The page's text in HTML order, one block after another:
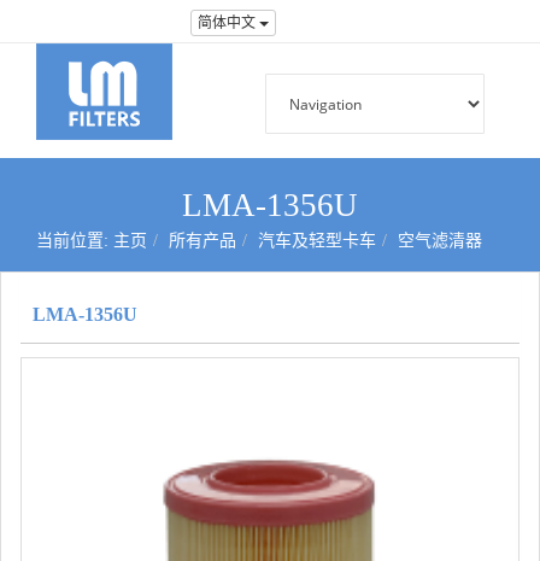
简体中文
LMA-1356U
当前位置: 主页 所有产品 汽车及轻型卡车 空气滤清器
LMA-1356U